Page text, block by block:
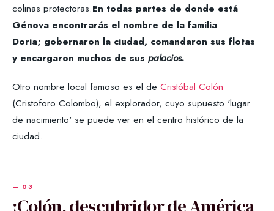
colinas protectoras.En todas partes de donde está
Génova encontrarás el nombre de la familia
Doria; gobernaron la ciudad, comandaron sus flotas
y encargaron muchos de sus palacios.
Otro nombre local famoso es el de Cristóbal Colón
(Cristoforo Colombo), el explorador, cuyo supuesto 'lugar
de nacimiento' se puede ver en el centro histórico de la
ciudad.